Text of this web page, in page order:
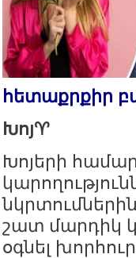
հետաքրքիր
Խոյ♈️
Խոյերի
շատ մարդիկ
օգնել